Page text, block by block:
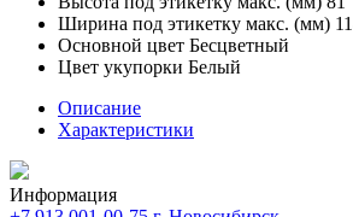
Ширина под этикетку макс. (мм)
Основной цвет Бесцветный
Цвет укупорки Белый
Описание
Характеристики
Информация